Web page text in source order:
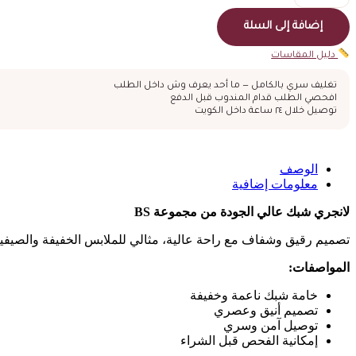
الوردة
الحمراء
المتألقة
إضافة إلى السلة
دليل المقاسات
تغليف سري بالكامل — ما أحد يعرف وش داخل الطلب
افحصي الطلب قدام المندوب قبل الدفع
توصيل خلال ٢٤ ساعة داخل الكويت
الوصف
معلومات إضافية
لانجري شبك عالي الجودة من مجموعة BS
تصميم رقيق وشفاف مع راحة عالية، مثالي للملابس الخفيفة
المواصفات:
خامة شبك ناعمة وخفيفة
تصميم أنيق وعصري
توصيل آمن وسري
إمكانية الفحص قبل الشراء